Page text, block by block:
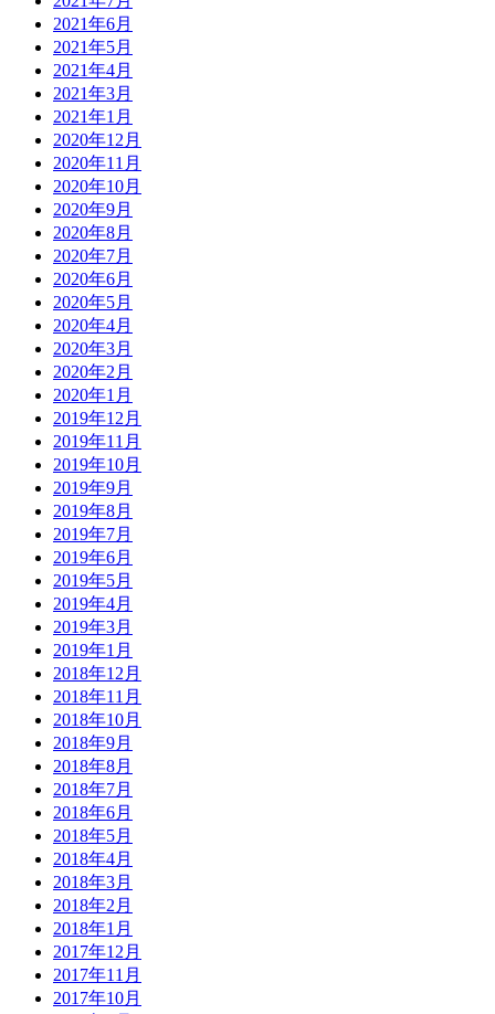
2021年6月
2021年5月
2021年4月
2021年3月
2021年1月
2020年12月
2020年11月
2020年10月
2020年9月
2020年8月
2020年7月
2020年6月
2020年5月
2020年4月
2020年3月
2020年2月
2020年1月
2019年12月
2019年11月
2019年10月
2019年9月
2019年8月
2019年7月
2019年6月
2019年5月
2019年4月
2019年3月
2019年1月
2018年12月
2018年11月
2018年10月
2018年9月
2018年8月
2018年7月
2018年6月
2018年5月
2018年4月
2018年3月
2018年2月
2018年1月
2017年12月
2017年11月
2017年10月